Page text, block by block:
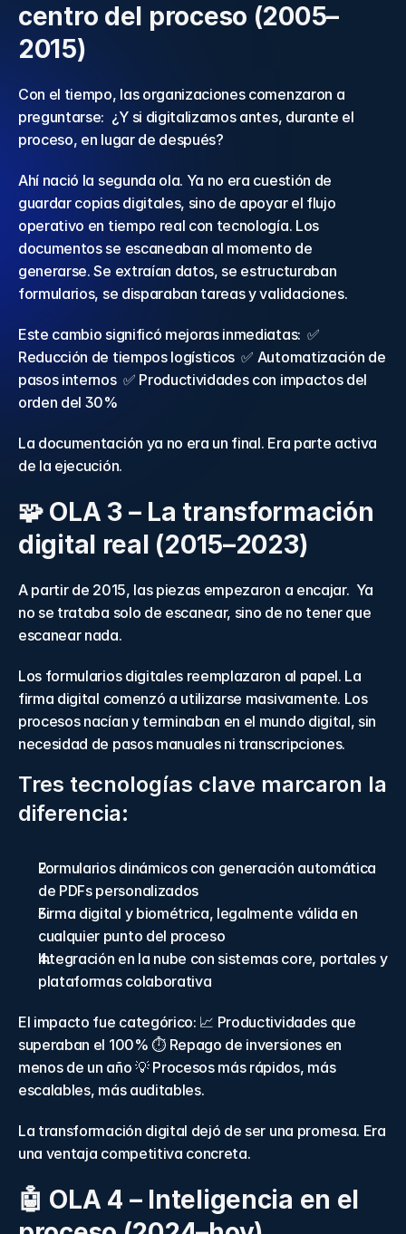
centro del proceso (2005–
2015)
Con el tiempo, las organizaciones comenzaron a
preguntarse:  ¿Y si digitalizamos antes, durante el
proceso, en lugar de después?
Ahí nació la segunda ola. Ya no era cuestión de
guardar copias digitales, sino de apoyar el flujo
operativo en tiempo real con tecnología. Los
documentos se escaneaban al momento de
generarse. Se extraían datos, se estructuraban
formularios, se disparaban tareas y validaciones.
Este cambio significó mejoras inmediatas:  ✅
Reducción de tiempos logísticos  ✅ Automatización de
pasos internos  ✅ Productividades con impactos del
orden del 30%
La documentación ya no era un final. Era parte activa
de la ejecución.
🧩 OLA 3 – La transformación
digital real (2015–2023)
A partir de 2015, las piezas empezaron a encajar.  Ya
no se trataba solo de escanear, sino de no tener que
escanear nada.
Los formularios digitales reemplazaron al papel. La
firma digital comenzó a utilizarse masivamente. Los
procesos nacían y terminaban en el mundo digital, sin
necesidad de pasos manuales ni transcripciones.
Tres tecnologías clave marcaron la
diferencia:
Formularios dinámicos con generación automática
de PDFs personalizados
Firma digital y biométrica, legalmente válida en
cualquier punto del proceso
Integración en la nube con sistemas core, portales y
plataformas colaborativa
El impacto fue categórico: 📈 Productividades que
superaban el 100% ⏱ Repago de inversiones en
menos de un año 💡 Procesos más rápidos, más
escalables, más auditables.
La transformación digital dejó de ser una promesa. Era
una ventaja competitiva concreta.
🤖 OLA 4 – Inteligencia en el